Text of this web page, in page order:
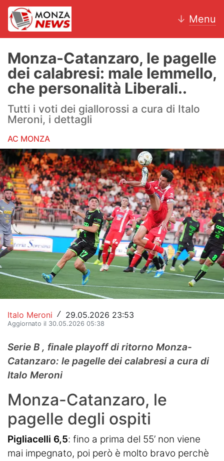
↓ Menu
News
AC Monza
Motori
Volley
Hockey
Altri sport
Hockey
Pallanuoto
Pallamano
News
Turismo
Eventi
Monza-Catanzaro, le pagelle
dei calabresi: male Iemmello,
che personalità Liberali..
Tutti i voti dei giallorossi a cura di Italo
Meroni, i dettagli
AC MONZA
Italo Meroni / 29.05.2026 23:53
Aggiornato il 30.05.2026 05:38
Serie B , finale playoff di ritorno Monza-
Catanzaro: le pagelle dei calabresi a cura di
Italo Meroni
Monza-Catanzaro, le
pagelle degli ospiti
Pigliacelli 6,5: fino a prima del 55’ non viene
mai impegnato, poi però è molto bravo perchè